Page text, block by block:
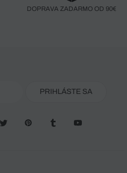
DOPRAVA ZADARMO OD 90€
PRIHLÁSTE SA